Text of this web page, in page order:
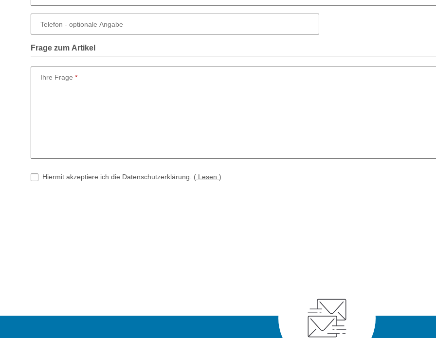
Telefon - optionale Angabe
Frage zum Artikel
Ihre Frage
Hiermit akzeptiere ich die Datenschutzerklärung. ( Lesen )